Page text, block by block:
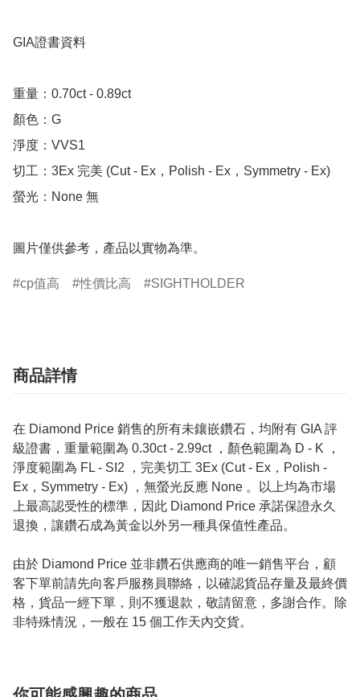
GIA證書資料
重量：0.70ct - 0.89ct
顏色：G
淨度：VVS1
切工：3Ex 完美 (Cut - Ex，Polish - Ex，Symmetry - Ex)
螢光：None 無
圖片僅供參考，產品以實物為準。
cp值高 性價比高 SIGHTHOLDER
商品詳情
在 Diamond Price 銷售的所有未鑲嵌鑽石，均附有 GIA 評
級證書，重量範圍為 0.30ct - 2.99ct ，顏色範圍為 D - K ，
淨度範圍為 FL - SI2 ，完美切工 3Ex (Cut - Ex，Polish -
Ex，Symmetry - Ex) ，無螢光反應 None 。以上均為市場
上最高認受性的標準，因此 Diamond Price 承諾保證永久
退換，讓鑽石成為黃金以外另一種具保值性產品。
由於 Diamond Price 並非鑽石供應商的唯一銷售平台，顧
客下單前請先向客戶服務員聯絡，以確認貨品存量及最終價
格，貨品一經下單，則不獲退款，敬請留意，多謝合作。除
非特殊情況，一般在 15 個工作天內交貨。